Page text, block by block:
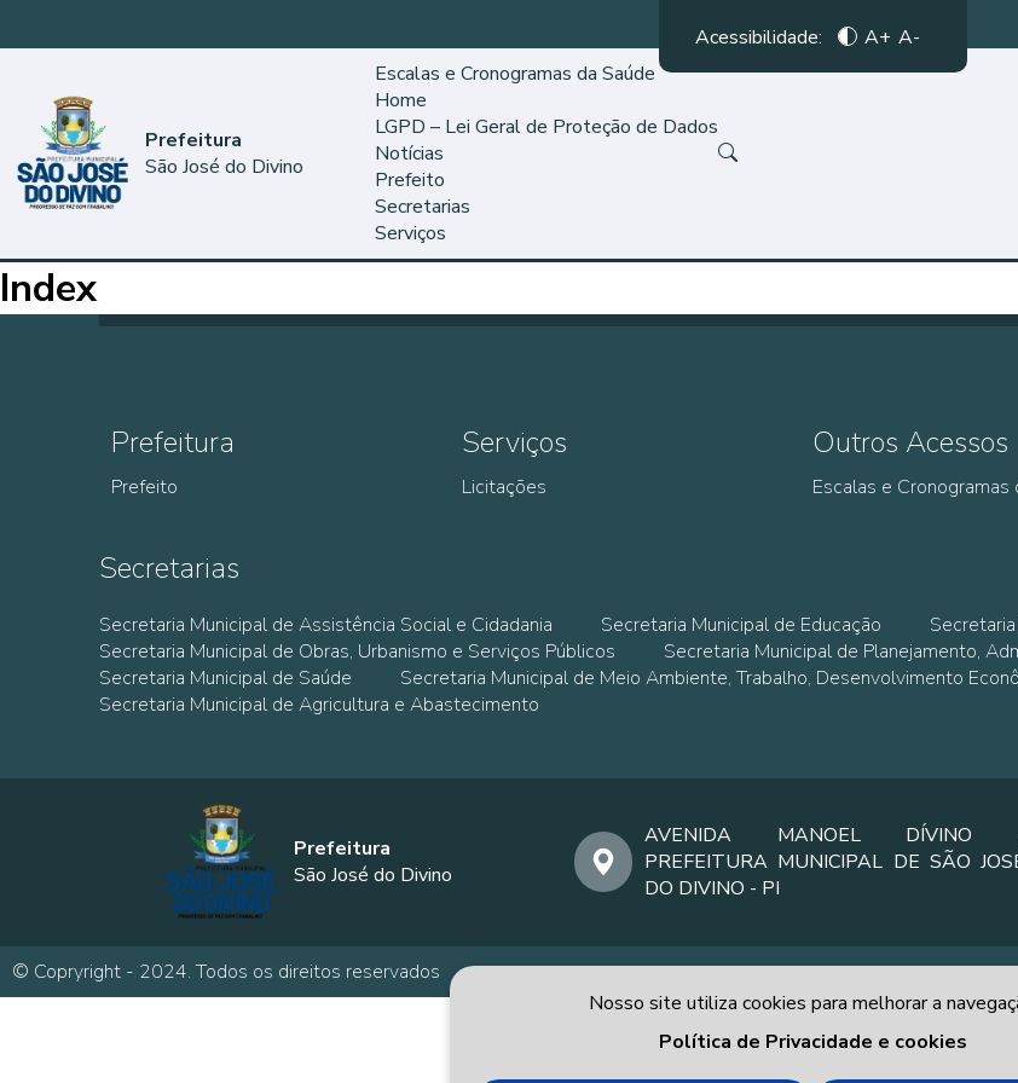
Acessibilidade: A+ A-
Prefeitura
São José do Divino
Escalas e Cronogramas da Saúde
Home
LGPD – Lei Geral de Proteção de Dados
Notícias
Prefeito
Secretarias
Serviços
Index
Prefeitura
Prefeito
Serviços
Licitações
Outros Acessos
Escalas e Cronogramas
Secretarias
Secretaria Municipal de Assistência Social e Cidadania Secretaria Municipal de Educação
Secretaria Municipal de Obras, Urbanismo e Serviços Públicos
Secretaria Municipal de Planejamento,
Secretaria Municipal de Saúde
Secretaria Municipal de Meio Ambiente, Trabalho, Desenvolvimento
Secretaria Municipal de Agricultura e Abastecimento
Prefeitura
São José do Divino
AVENIDA MANOEL DÍVINO
PREFEITURA MUNICIPAL DE SÃO
DO DIVINO - PI
© Copryright - 2024. Todos os direitos reservados
Nosso site utiliza cookies para melhorar a
Política de Privacidade e cookies